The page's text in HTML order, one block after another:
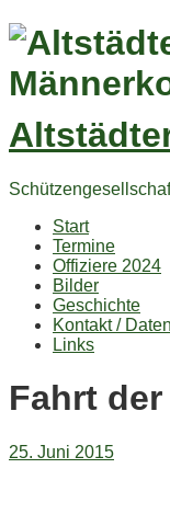
Start
Termine
Offiziere 2024
Bilder
Geschichte
Kontakt /
Links
Fahrt
25. Juni 2015